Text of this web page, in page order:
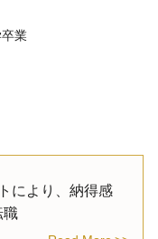
業
により、納得感
職